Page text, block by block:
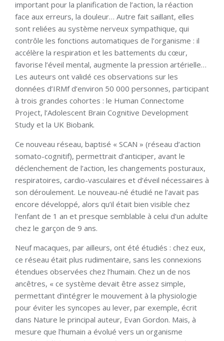
important pour la planification de l’action, la réaction
face aux erreurs, la douleur… Autre fait saillant, elles
sont reliées au système nerveux sympathique, qui
contrôle les fonctions automatiques de l’organisme : il
accélère la respiration et les battements du cœur,
favorise l’éveil mental, augmente la pression artérielle…
Les auteurs ont validé ces observations sur les
données d’IRMf d’environ 50 000 personnes, participant
à trois grandes cohortes : le Human Connectome
Project, l’Adolescent Brain Cognitive Development
Study et la UK Biobank.
Ce nouveau réseau, baptisé « SCAN » (réseau d’action
somato-cognitif), permettrait d’anticiper, avant le
déclenchement de l’action, les changements posturaux,
respiratoires, cardio-vasculaires et d’éveil nécessaires à
son déroulement. Le nouveau-né étudié ne l’avait pas
encore développé, alors qu’il était bien visible chez
l’enfant de 1 an et presque semblable à celui d’un adulte
chez le garçon de 9 ans.
Neuf macaques, par ailleurs, ont été étudiés : chez eux,
ce réseau était plus rudimentaire, sans les connexions
étendues observées chez l’humain. Chez un de nos
ancêtres, « ce système devait être assez simple,
permettant d’intégrer le mouvement à la physiologie
pour éviter les syncopes au lever, par exemple, écrit
dans Nature le principal auteur, Evan Gordon. Mais, à
mesure que l’humain a évolué vers un organisme